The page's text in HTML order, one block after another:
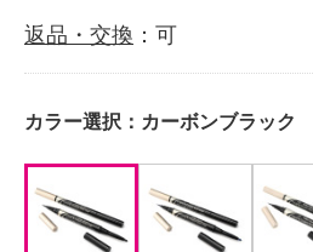
返品・交換 ：可
カラー選択： カーボンブラック